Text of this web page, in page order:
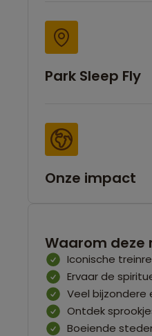
Park Sleep Fly
Onze impact
Waarom deze
Iconische
Ervaar de
Veel bijzondere
Ontdek
Boeiende